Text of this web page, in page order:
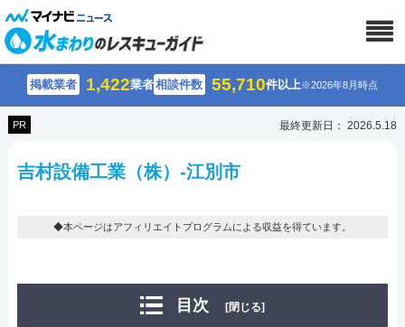
掲載業者 1,422業者相談件数 55,710件以上※2026年8月時点
PR 最終更新日： 2026.5.18
吉村設備工業（株）-江別市
◆本ページはアフィリエイトプログラムによる収益を得ています。
目次 [閉じる]